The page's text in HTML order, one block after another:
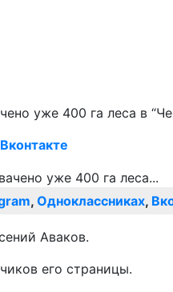
уже 400 га леса в
Вконтакте
, Одноклассниках,
Аваков.
его страницы.